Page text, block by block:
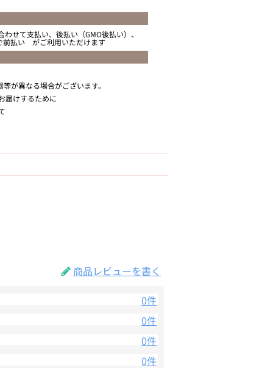
せて支払い、後払い（GMO後払い）、
前払い がご利用いただけます
が異なる場合がございます。
届けするために
商品レビューを書く
0件
0件
0件
0件